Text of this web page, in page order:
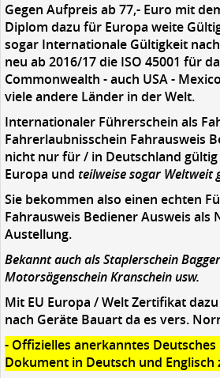
Gegen Aufpreis ab 77,- Euro mit
Diplom dazu für Europa weite
sogar Internationale Gültigkeit nach
neu ab 2016/17 die ISO 45001 für
Commonwealth - auch USA -
viele andere Länder in der Welt.
Internationaler Führerschein als
Fahrerlaubnisschein Fahrausweis
nicht nur für / in Deutschland gültig
Europa und teilweise sogar Weltweit
Sie bekommen also einen echten
Fahrausweis Bediener Ausweis als
Austellung.
Bekannt auch als Staplerschein
Motorsägenschein Kranschein usw.
Mit EU Europa / Welt Zertifikat
nach Geräte Bauart da es vers.
- Offizielles anerkanntes Deutsches
Dokument in Deutsch und Englisch